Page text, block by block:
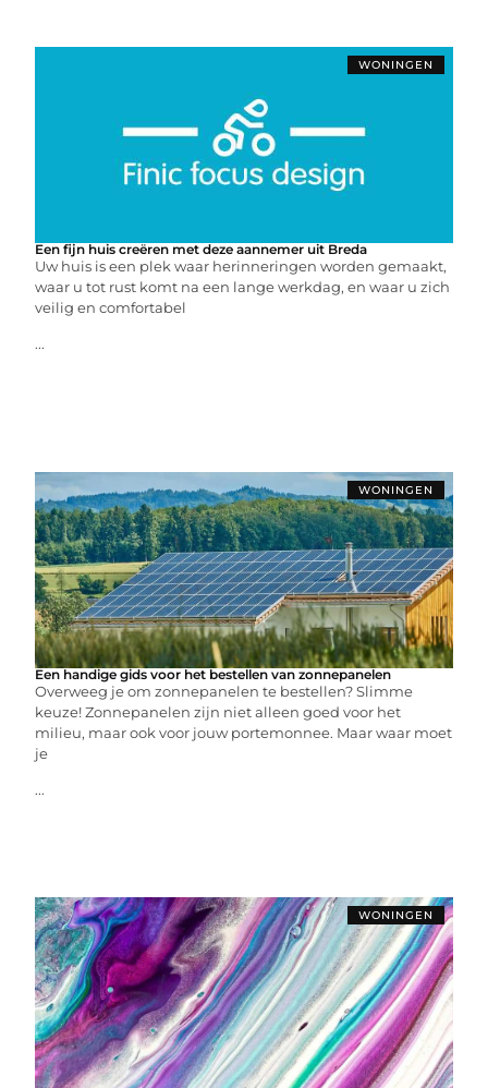
WONINGEN
Een fijn huis creëren met deze aannemer uit Breda
Uw huis is een plek waar herinneringen worden gemaakt,
waar u tot rust komt na een lange werkdag, en waar u zich
veilig en comfortabel
...
WONINGEN
Een handige gids voor het bestellen van zonnepanelen
Overweeg je om zonnepanelen te bestellen? Slimme
keuze! Zonnepanelen zijn niet alleen goed voor het
milieu, maar ook voor jouw portemonnee. Maar waar moet
je
...
WONINGEN